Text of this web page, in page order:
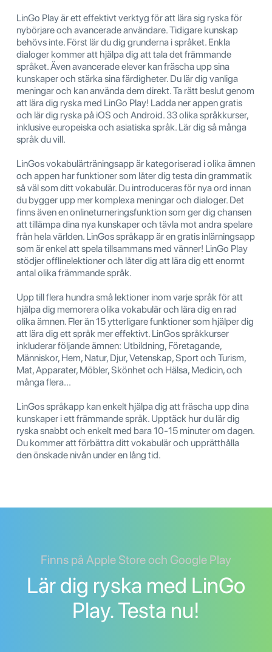
LinGo Play är ett effektivt verktyg för att lära sig ryska för
nybörjare och avancerade användare. Tidigare kunskap
behövs inte. Först lär du dig grunderna i språket. Enkla
dialoger kommer att hjälpa dig att tala det främmande
språket. Även avancerade elever kan fräscha upp sina
kunskaper och stärka sina färdigheter. Du lär dig vanliga
meningar och kan använda dem direkt. Ta rätt beslut genom
att lära dig ryska med LinGo Play! Ladda ner appen gratis
och lär dig ryska på iOS och Android. 33 olika språkkurser,
inklusive europeiska och asiatiska språk. Lär dig så många
språk du vill.
LinGos vokabulärträningsapp är kategoriserad i olika ämnen
och appen har funktioner som låter dig testa din grammatik
så väl som ditt vokabulär. Du introduceras för nya ord innan
du bygger upp mer komplexa meningar och dialoger. Det
finns även en onlineturneringsfunktion som ger dig chansen
att tillämpa dina nya kunskaper och tävla mot andra spelare
från hela världen. LinGos språkapp är en gratis inlärningsapp
som är enkel att spela tillsammans med vänner! LinGo Play
stödjer offlinelektioner och låter dig att lära dig ett enormt
antal olika främmande språk.
Upp till flera hundra små lektioner inom varje språk för att
hjälpa dig memorera olika vokabulär och lära dig en rad
olika ämnen. Fler än 15 ytterligare funktioner som hjälper dig
att lära dig ett språk mer effektivt. LinGos språkkurser
inkluderar följande ämnen: Utbildning, Företagande,
Människor, Hem, Natur, Djur, Vetenskap, Sport och Turism,
Mat, Apparater, Möbler, Skönhet och Hälsa, Medicin, och
många flera...
LinGos språkapp kan enkelt hjälpa dig att fräscha upp dina
kunskaper i ett främmande språk. Upptäck hur du lär dig
ryska snabbt och enkelt med bara 10-15 minuter om dagen.
Du kommer att förbättra ditt vokabulär och upprätthålla
den önskade nivån under en lång tid.
Finns på Apple Store och Google Play
Lär dig ryska med LinGo
Play. Testa nu!